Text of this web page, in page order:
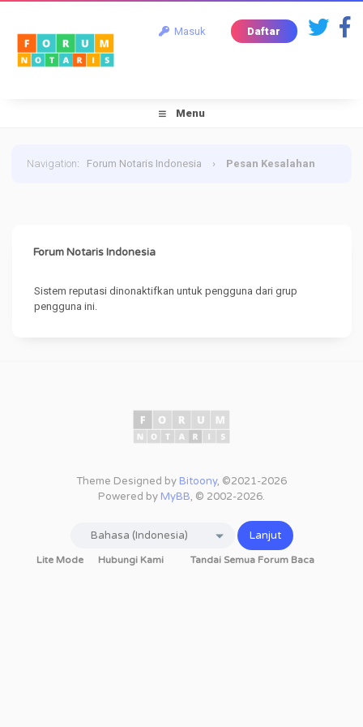
Masuk Daftar
Menu
Navigation: Forum Notaris Indonesia › Pesan Kesalahan
Forum Notaris Indonesia
Sistem reputasi dinonaktifkan untuk pengguna dari grup
pengguna ini.
Theme Designed by Bitoony, ©2021-2026
Powered by MyBB, © 2002-2026.
Lite Mode Hubungi Kami Tandai Semua Forum Baca